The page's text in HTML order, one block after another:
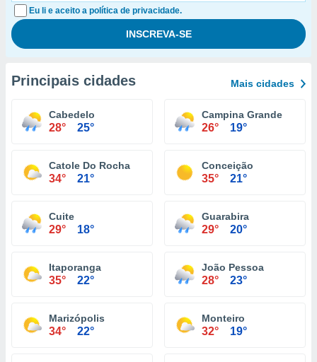
Eu li e aceito a política de privacidade.
Principais cidades Mais cidades
Cabedelo
28° 25°
Campina Grande
26° 19°
Catole Do Rocha
34° 21°
Conceição
35° 21°
Cuite
29° 18°
Guarabira
29° 20°
Itaporanga
35° 22°
João Pessoa
28° 23°
Marizópolis
34° 22°
Monteiro
32° 19°